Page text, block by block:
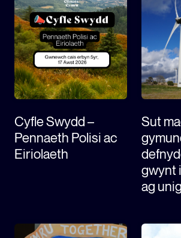
Cyfle Swydd –
Pennaeth Polisi ac
Eiriolaeth
Sut
gwynt
ag